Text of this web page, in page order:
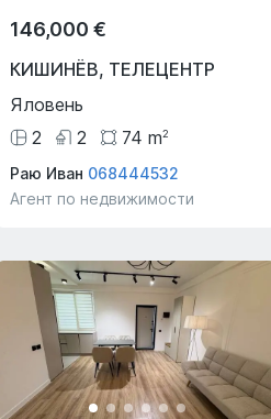
146,000 €
КИШИНЁВ, ТЕЛЕЦЕНТР
Яловень
2
2 74 m2
Раю Иван 068444532
Агент по недвижимости